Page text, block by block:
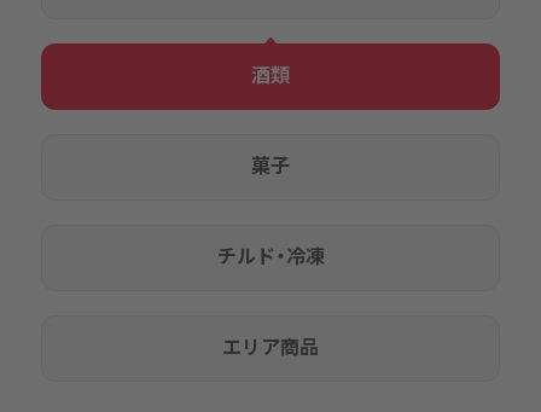
酒類
菓子
チルド・冷凍
エリア商品